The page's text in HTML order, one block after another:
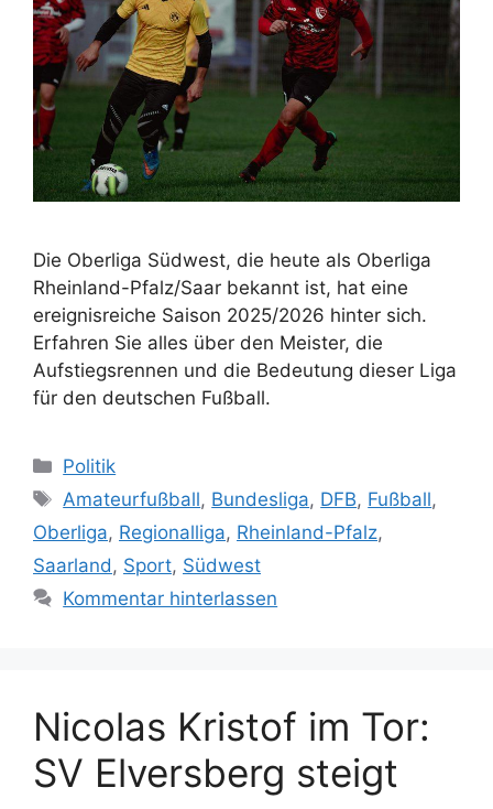
Die Oberliga Südwest, die heute als Oberliga
Rheinland-Pfalz/Saar bekannt ist, hat eine
ereignisreiche Saison 2025/2026 hinter sich.
Erfahren Sie alles über den Meister, die
Aufstiegsrennen und die Bedeutung dieser Liga
für den deutschen Fußball.
Kategorien
Politik
Schlagwörter
Amateurfußball, Bundesliga, DFB, Fußball,
Oberliga, Regionalliga, Rheinland-Pfalz,
Saarland, Sport, Südwest
Kommentar hinterlassen
Nicolas Kristof im Tor:
SV Elversberg steigt